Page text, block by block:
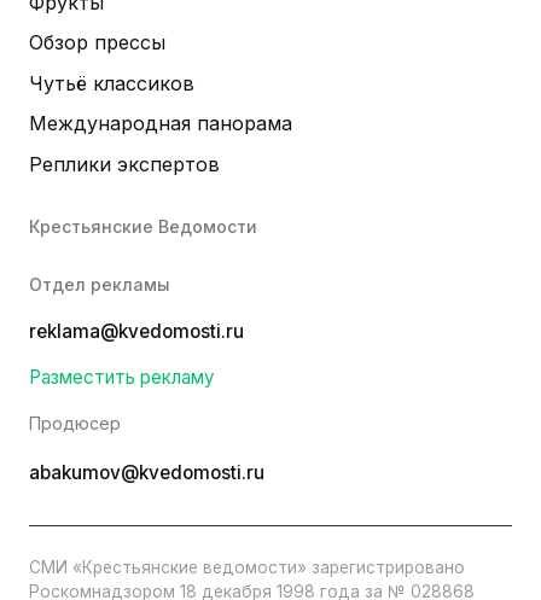
Обзор прессы
Чутьё классиков
Международная панорама
Реплики экспертов
Крестьянские Ведомости
Отдел рекламы
reklama@kvedomosti.ru
Разместить рекламу
Продюсер
abakumov@kvedomosti.ru
СМИ «Крестьянские ведомости» зарегистрировано
Роскомнадзором 18 декабря 1998 года за № 028868